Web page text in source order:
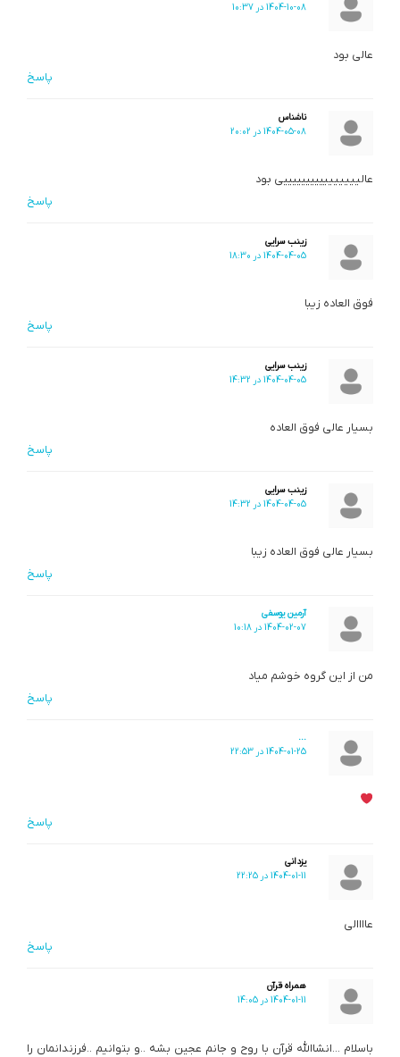
1404-10-08 در 10:37
عالی بود
پاسخ
ناشناس
1404-05-08 در 20:02
عالییییییییییییییییی بود
پاسخ
زینب سرایی
1404-04-05 در 18:30
فوق العاده زیبا
پاسخ
زینب سرایی
1404-04-05 در 14:32
بسیار عالی فوق العاده
پاسخ
زینب سرایی
1404-04-05 در 14:32
بسیار عالی فوق العاده زیبا
پاسخ
آرمین یوسفی
1404-02-07 در 10:18
من از این گروه خوشم میاد
پاسخ
...
1404-01-25 در 22:53
پاسخ
یزدانی
1404-01-11 در 22:25
عاااالی
پاسخ
همراه قرآن
1404-01-11 در 14:05
باسلام …انشاالله قرآن با روح و جانم عجین بشه ..و بتوانیم ..فرزندانمان را